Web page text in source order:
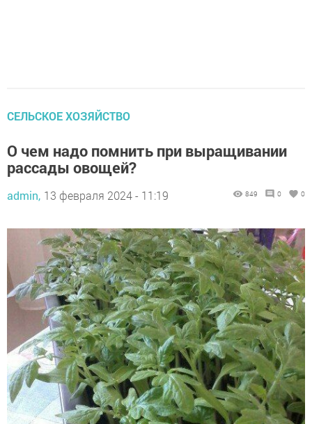
СЕЛЬСКОЕ ХОЗЯЙСТВО
О чем надо помнить при выращивании
рассады овощей?
admin, 13 февраля 2024 - 11:19 849 0 0